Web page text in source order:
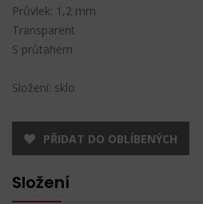
Průvlek: 1,2 mm
Transparent
S průtahem
Složení: sklo
PŘIDAT DO OBLÍBENÝCH
Složení